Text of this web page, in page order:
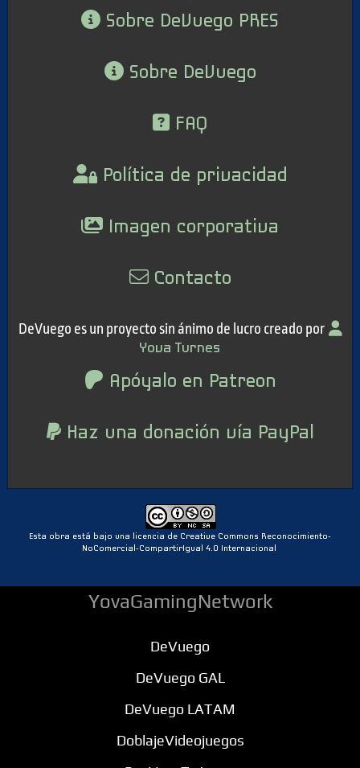
Sobre DeVuego PRES
Sobre DeVuego
FAQ
Política de privacidad
Imagen corporativa
Contacto
DeVuego es un proyecto sin ánimo de lucro creado por
Yova Turnes
Apóyalo en Patreon
Haz una donación vía PayPal
Esta obra está bajo una licencia de Creative Commons Reconocimiento-
NoComercial-CompartirIgual 4.0 Internacional
YovaGamingNetwork
DeVuego
DeVuego GAL
DeVuego LATAM
DoblajeVideojuegos